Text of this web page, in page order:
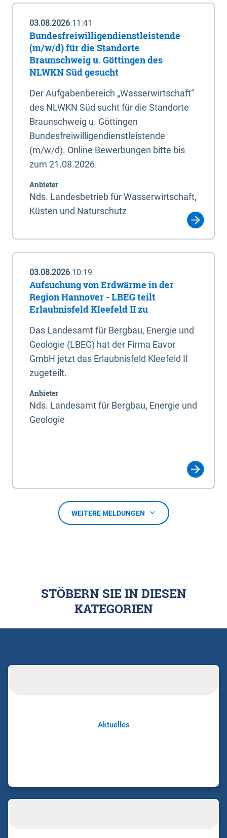
03.08.2026 11:41
Bundesfreiwilligendienstleistende
(m/w/d) für die Standorte
Braunschweig u. Göttingen des
NLWKN Süd gesucht
Der Aufgabenbereich „Wasserwirtschaft“
des NLWKN Süd sucht für die Standorte
Braunschweig u. Göttingen
Bundesfreiwilligendienstleistende
(m/w/d). Online Bewerbungen bitte bis
zum 21.08.2026.
Anbieter
Nds. Landesbetrieb für Wasserwirtschaft,
Küsten und Naturschutz
03.08.2026 10:19
Aufsuchung von Erdwärme in der
Region Hannover - LBEG teilt
Erlaubnisfeld Kleefeld II zu
Das Landesamt für Bergbau, Energie und
Geologie (LBEG) hat der Firma Eavor
GmbH jetzt das Erlaubnisfeld Kleefeld II
zugeteilt.
Anbieter
Nds. Landesamt für Bergbau, Energie und
Geologie
WEITERE MELDUNGEN
STÖBERN SIE IN DIESEN
KATEGORIEN
Aktuelles